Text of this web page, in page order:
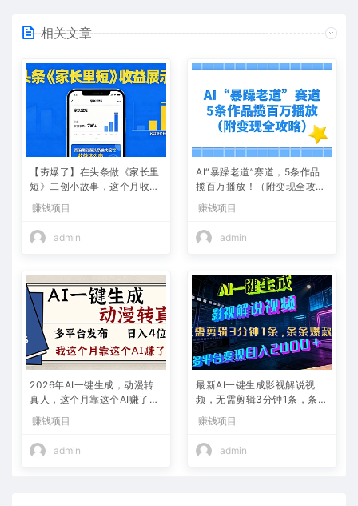
相关文章
【夯爆了】在头条做《家长里
短》二创小故事，这个月收益
2w+
赚钱项目
admin
AI“暴躁老道”赛道，5条作品
揽百万播放！（附变现全攻
略）
赚钱项目
admin
2026年AI一键生成，动漫转
真人，这个月靠这个AI赚了2
赚钱项目
admin
最新AI一键生成影视解说视
频，无需剪辑3分钟1条，条条
+
赚钱项目
admin